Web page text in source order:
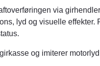
via
lyd og visuelle
og imiterer